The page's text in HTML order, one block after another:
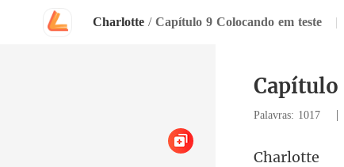
Charlotte / Capítulo 9 Colocando em teste |
Capítulo
Palavras: 1017
rlo